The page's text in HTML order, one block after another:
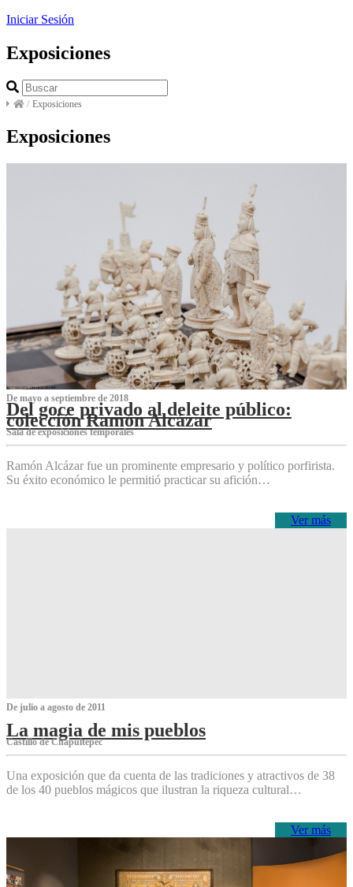
Iniciar Sesión
Exposiciones
/ Exposiciones
Exposiciones
De mayo a septiembre de 2018
Del goce privado al deleite público:
colección Ramón Alcázar
Sala de exposiciones temporales
Ramón Alcázar fue un prominente empresario y político porfirista.
Su éxito económico le permitió practicar su afición…
Ver más
De julio a agosto de 2011
La magia de mis pueblos
Castillo de Chapultepec
Una exposición que da cuenta de las tradiciones y atractivos de 38
de los 40 pueblos mágicos que ilustran la riqueza cultural…
Ver más